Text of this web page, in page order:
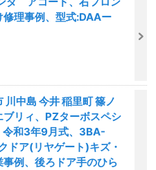
修理事例、型式:DAAー
川中島 今井 稲里町 篠ノ
ブリィ、PZターボスペシ
令和3年9月式、3BA-
ドア(リヤゲート)キズ・
例、後ろドア手のひら